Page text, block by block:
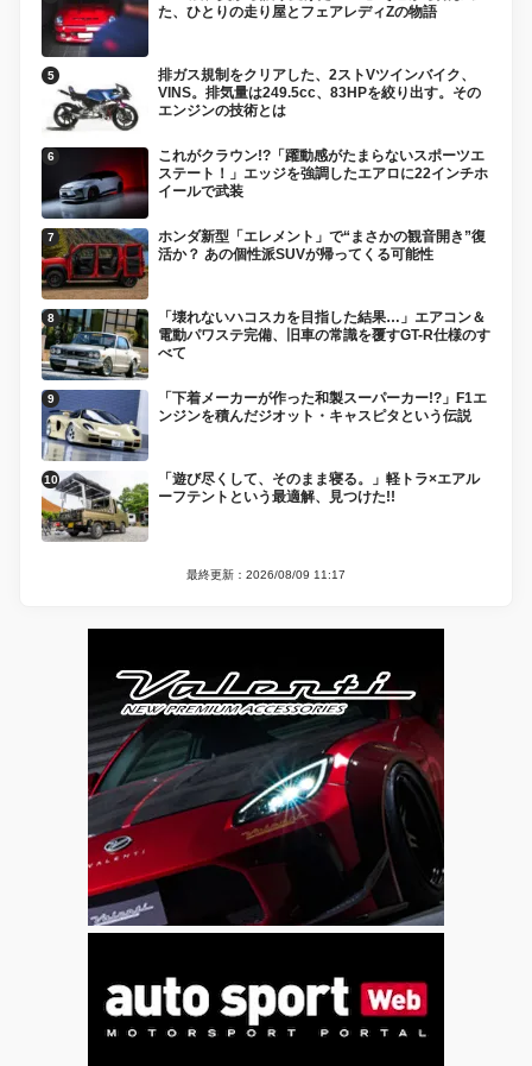
た、ひとりの走り屋とフェアレディZの物語
排ガス規制をクリアした、2ストVツインバイク、
VINS。排気量は249.5cc、83HPを絞り出す。その
エンジンの技術とは
これがクラウン!?「躍動感がたまらないスポーツエ
ステート！」エッジを強調したエアロに22インチホ
イールで武装
ホンダ新型「エレメント」で“まさかの観音開き”復
活か？ あの個性派SUVが帰ってくる可能性
「壊れないハコスカを目指した結果…」エアコン＆
電動パワステ完備、旧車の常識を覆すGT-R仕様のす
べて
「下着メーカーが作った和製スーパーカー!?」F1エ
ンジンを積んだジオット・キャスピタという伝説
「遊び尽くして、そのまま寝る。」軽トラ×エアル
ーフテントという最適解、見つけた!!
最終更新：2026/08/09 11:17